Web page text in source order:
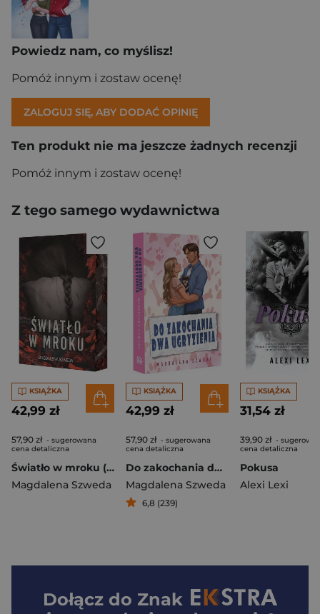
Powiedz nam, co myślisz!
Pomóż innym i zostaw ocenę!
ZALOGUJ SIĘ, ABY DODAĆ OPINIĘ
Ten produkt nie ma jeszcze żadnych recenzji
Pomóż innym i zostaw ocenę!
Z tego samego wydawnictwa
KSIĄŻKA
42,99 zł
57,90 zł - sugerowana
cena detaliczna
Światło w mroku (ilustrowane brzegi)
Magdalena Szweda
KSIĄŻKA
42,99 zł
57,90 zł - sugerowana
cena detaliczna
Do zakochania dwa ugryzienia
Magdalena Szweda
6,8 (239)
KSIĄŻKA
31,54 zł
39,90 zł -
cena detaliczna
Pokusa
Alexi Lexi
Dołącz do Znak